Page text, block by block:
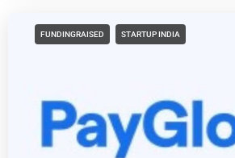
FUNDINGRAISED STARTUP INDIA